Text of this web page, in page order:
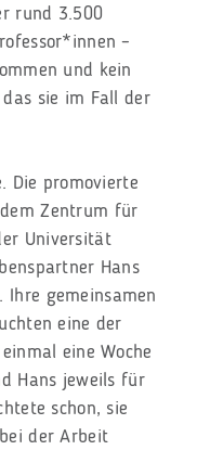
rund 3.500
–
und kein
sie im Fall der
Die promovierte
Zentrum für
Universität
Hans
Ihre gemeinsamen
eine der
eine Woche
Hans jeweils für
schon, sie
der Arbeit